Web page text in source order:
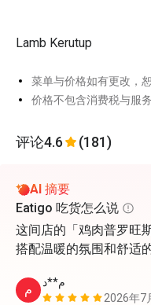
Lamb Kerutup
菜单与价格如有更改，
价格不包含消费税与服
评论4.6 (181)
AI 摘要
Eatigo 吃货怎么说
这间店的「鸡肉普罗旺
搭配温暖的氛围和舒适
م
م**د
2026年7